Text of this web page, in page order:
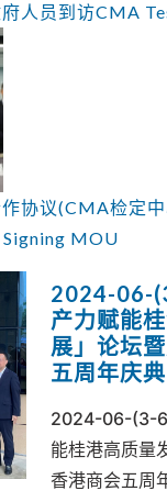
人员到访CMA
协议(CMA检定中
Signing MOU
2024-06-
产力赋能
展」论坛
五周年庆典
2024-06-(3-
能桂港高质量
香港商会五周